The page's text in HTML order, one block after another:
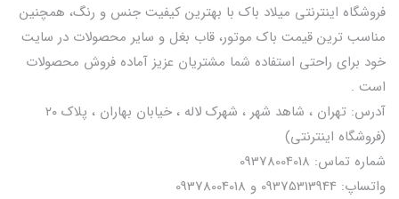
فروشگاه اینترنتی میلاد باک با بهترین کیفیت جنس و رنگ، همچنین
مناسب ترین قیمت باک موتور، قاب بغل و سایر محصولات در سایت
خود برای راحتی استفاده شما مشتریان عزیز آماده فروش محصولات
است .
آدرس: تهران ، شاهد شهر ، شهرک لاله ، خیابان بهاران ، پلاک ۲۰
(فروشگاه اینترنتی)
شماره تماس: 09378004018
واتساپ: 09375313944 و 09378004018